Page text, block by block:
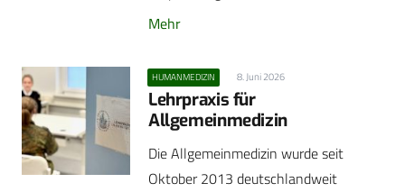
Mehr
HUMANMEDIZIN 8. Juni 2026
Lehrpraxis für
Allgemeinmedizin
Die Allgemeinmedizin wurde seit
Oktober 2013 deutschlandweit